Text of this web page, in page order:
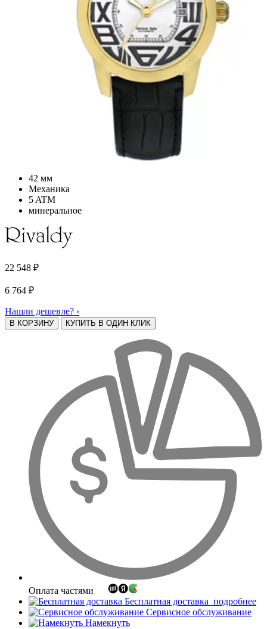
42 мм
Механика
5 ATM
минеральное
22 548 ₽
6 764 ₽
Нашли дешевле? ›
В КОРЗИНУ КУПИТЬ В ОДИН КЛИК
Оплата частями
Бесплатная доставка подробнее
Сервисное обслуживание
Намекнуть